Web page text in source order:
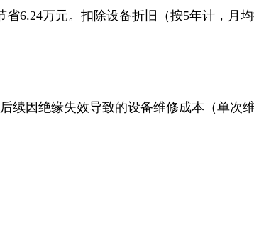
6.24万元。扣除设备折旧（按5年计，月
续因绝缘失效导致的设备维修成本（单次